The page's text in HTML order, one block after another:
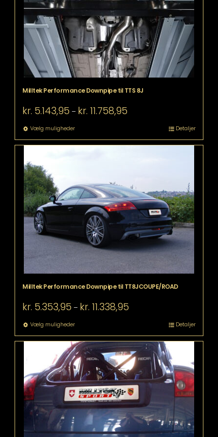
varesiden
Milltek Performance Downpipe til TTS 8J
kr. 5.143,95 – kr. 11.758,95
Vælg mulighederDette
vare
har
kan
vælges
på
varesiden
Detaljer
Milltek Performance Downpipe til TT8JCOUPE/ROAD
kr. 5.353,95 – kr. 11.338,95
Vælg mulighederDette
vare
har
flere
varianter.
Mulighederne
kan
vælges
på
varesiden
Detaljer